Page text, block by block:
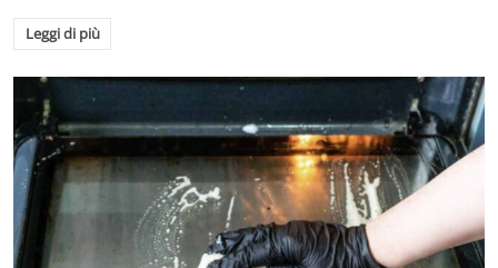
Leggi di più